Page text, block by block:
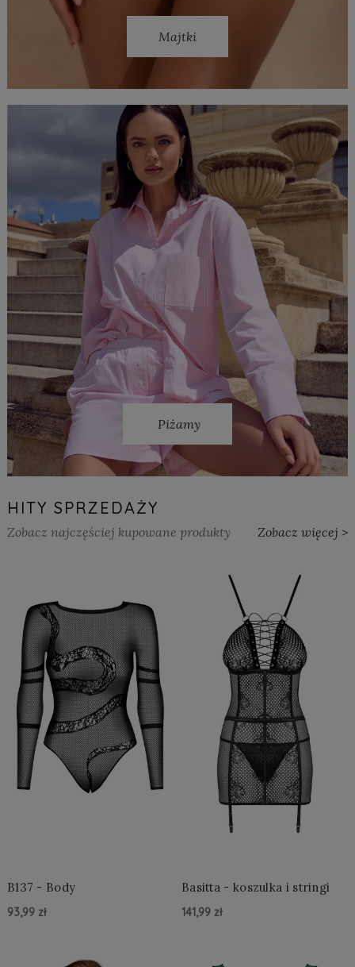
Majtki
Piżamy
HITY SPRZEDAŻY
Zobacz najczęściej kupowane produkty Zobacz więcej >
B137 - Body
93,99 zł
Basitta - koszulka i stringi
141,99 zł